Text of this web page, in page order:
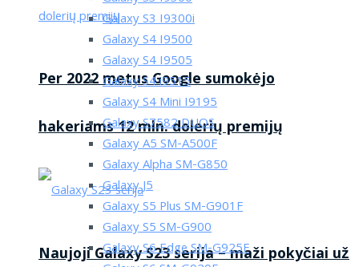
Per 2022 metus Google sumokėjo
hakeriams 12 mln. dolerių premijų
Naujoji Galaxy S23 serija – maži pokyčiai už
Galaxy S3 I9300i
Galaxy S4 I9500
Galaxy S4 I9505
Galaxy S4 i9515
Galaxy S4 Mini I9195
Galaxy S7582 DUOS
Galaxy A5 SM-A500F
Galaxy Alpha SM-G850
Galaxy J5
Galaxy S5 Plus SM-G901F
Galaxy S5 SM-G900
Galaxy S6 Edge SM-G925F